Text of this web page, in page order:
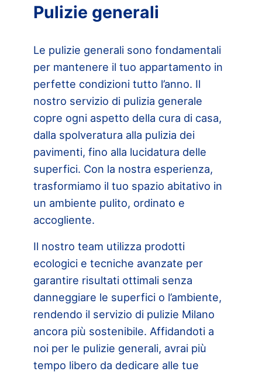
Pulizie generali
Le pulizie generali sono fondamentali
per mantenere il tuo appartamento in
perfette condizioni tutto l’anno. Il
nostro servizio di pulizia generale
copre ogni aspetto della cura di casa,
dalla spolveratura alla pulizia dei
pavimenti, fino alla lucidatura delle
superfici. Con la nostra esperienza,
trasformiamo il tuo spazio abitativo in
un ambiente pulito, ordinato e
accogliente.
Il nostro team utilizza prodotti
ecologici e tecniche avanzate per
garantire risultati ottimali senza
danneggiare le superfici o l’ambiente,
rendendo il servizio di pulizie Milano
ancora più sostenibile. Affidandoti a
noi per le pulizie generali, avrai più
tempo libero da dedicare alle tue